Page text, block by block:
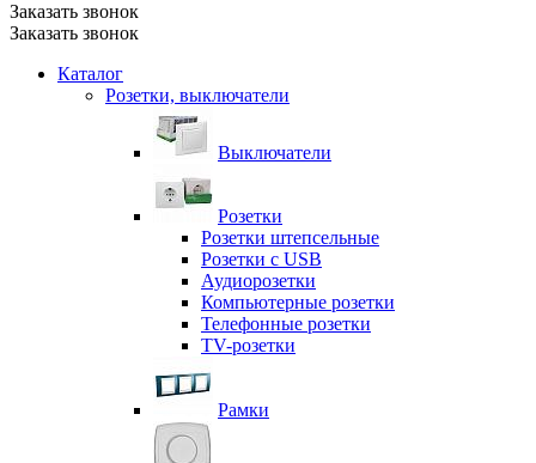
Заказать звонок
Заказать звонок
Каталог
Розетки, выключатели
Выключатели
Розетки
Розетки штепсельные
Розетки с USB
Аудиорозетки
Компьютерные розетки
Телефонные розетки
TV-розетки
Рамки